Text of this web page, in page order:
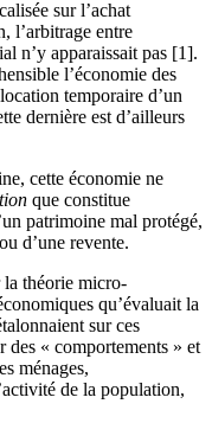
sur l’achat
l’arbitrage entre
n’y apparaissait pas [1].
l’économie des
temporaire d’un
dernière est d’ailleurs
cette économie ne
que constitue
patrimoine mal protégé,
d’une revente.
la théorie micro-
qu’évaluait la
sur ces
des « comportements » et
ménages,
de la population,